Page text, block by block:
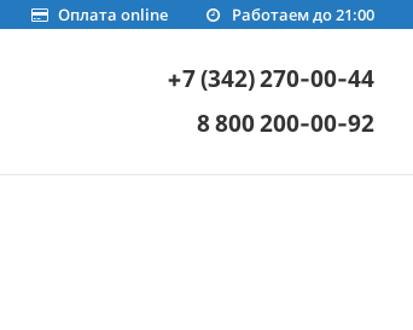
Работаем до 21:00
Оплата online
+7 (342) 270-00-44
8 800 200-00-92